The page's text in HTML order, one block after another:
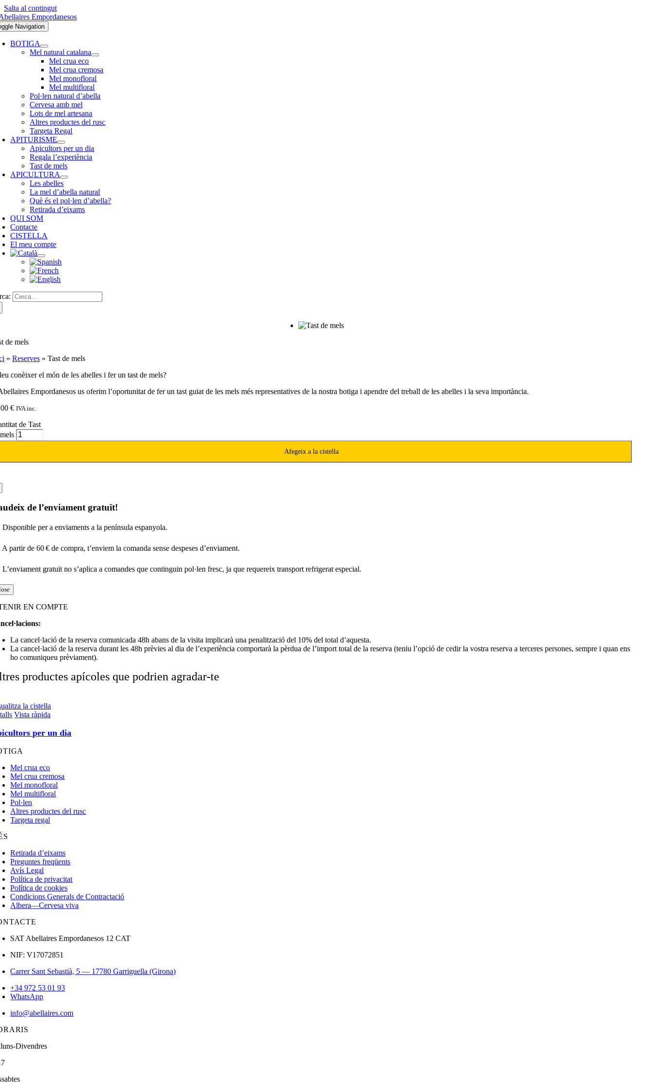
Salta al contingut
Navigation
BOTIGA
Mel natural catalana
Mel crua eco
Mel crua cremosa
Mel monofloral
Mel multifloral
Pol·len natural d’abella
Cervesa amb mel
Lots de mel artesana
Altres productes del rusc
Targeta Regal
APITURISME
Apicultors per un dia
Regala l’experiència
Tast de mels
APICULTURA
Les abelles
La mel d’abella natural
Què és el pol·len d’abella?
Retirada d’eixams
QUI SOM
Contacte
CISTELLA
El meu compte
de mels
»Reserves »Tast de mels
conèixer el món de les abelles i fer un tast de mels?
Empordanesos us oferim l’oportunitat de fer un tast guiat de les mels més representatives de la nostra botiga i apendre del treball de les abelles i la seva importància.
€ IVA inc.
de Tast
Afegeix a la cistella
de l’enviament gratuït!
per a enviaments a la península espanyola.
partir de 60 € de compra, t’enviem la comanda sense despeses d’enviament.
gratuït no s’aplica a comandes que continguin pol·len fresc, ja que requereix transport refrigerat especial.
EN COMPTE
La cancel·lació de la reserva comunicada 48h abans de la visita implicarà una penalització del 10% del total d’aquesta.
La cancel·lació de la reserva durant les 48h prèvies al dia de l’experiència comportarà la pèrdua de l’import total de la reserva (teniu l’opció de cedir la vostra reserva a terceres persones, sempre i quan ens
ho comuniqueu prèviament).
productes apícoles que podrien agradar-te
la cistella
Vista ràpida
per un dia
Mel crua eco
Mel crua cremosa
Mel monofloral
Mel multifloral
Pol·len
Altres productes del rusc
Targeta regal
Retirada d’eixams
Preguntes freqüents
Avís Legal
Política de privacitat
Política de cookies
Condicions Generals de Contractació
Albera—Cervesa viva
SAT Abellaires Empordanesos 12 CAT
NIF: V17072851
Carrer Sant Sebastià, 5 — 17780 Garriguella (Girona)
+34 972 53 01 93
WhatsApp
info@abellaires.com
Divendres